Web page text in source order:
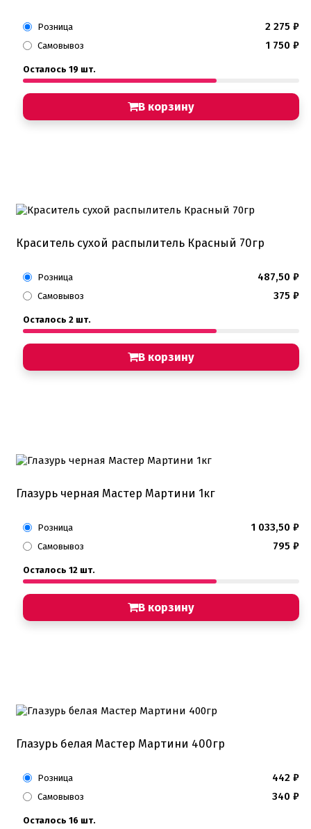
Розница 2 275 ₽
Самовывоз 1 750 ₽
Осталось 19 шт.
В корзину
Краситель сухой распылитель Красный 70гр
Розница 487,50 ₽
Самовывоз 375 ₽
Осталось 2 шт.
В корзину
Глазурь черная Мастер Мартини 1кг
Розница 1 033,50 ₽
Самовывоз 795 ₽
Осталось 12 шт.
В корзину
Глазурь белая Мастер Мартини 400гр
Розница 442 ₽
Самовывоз 340 ₽
Осталось 16 шт.